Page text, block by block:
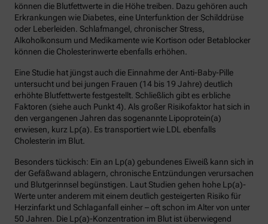
können die Blutfettwerte in die Höhe treiben. Dazu gehören auch
Erkrankungen wie Diabetes, eine Unterfunktion der Schilddrüse
oder Leberleiden. Schlafmangel, chronischer Stress,
Alkoholkonsum und Medikamente wie Kortison oder Betablocker
können die Cholesterinwerte ebenfalls erhöhen.
Eine Studie hat jüngst auch die Einnahme der Anti-Baby-Pille
untersucht und bei jungen Frauen (14 bis 19 Jahre) deutlich
erhöhte Blutfettwerte festgestellt. Schließlich gibt es erbliche
Faktoren (siehe auch Punkt 4). Als großer Risikofaktor hat sich in
den vergangenen Jahren das sogenannte Lipoprotein(a)
erwiesen, kurz Lp(a). Es transportiert wie LDL ebenfalls
Cholesterin im Blut.
Besonders tückisch: Ein an Lp(a) gebundenes Eiweiß kann sich in
der Gefäßwand ablagern, chronische Entzündungen verursachen
und Blutgerinnsel begünstigen. Laut Studien gehen hohe Lp(a)-
Werte unter anderem mit einem deutlich gesteigerten Risiko für
Herzinfarkt und Schlaganfall einher – oft schon im Alter von unter
50 Jahren. Die Lp(a)-Konzentration im Blut ist überwiegend